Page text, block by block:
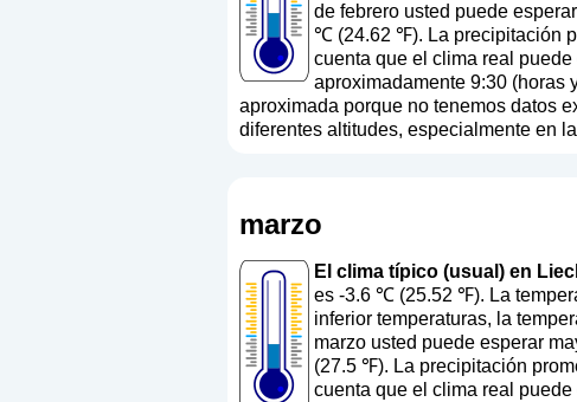
de febrero usted puede
℃ (24.62 ℉). La precipitación
cuenta que el clima real
aproximadamente 9:30 (horas
aproximada porque no tenemos datos
diferentes altitudes, especialmente en
marzo
El clima típico (usual) en
es -3.6 ℃ (25.52 ℉). La
inferior temperaturas, la
marzo usted puede esperar
(27.5 ℉). La precipitación
cuenta que el clima real